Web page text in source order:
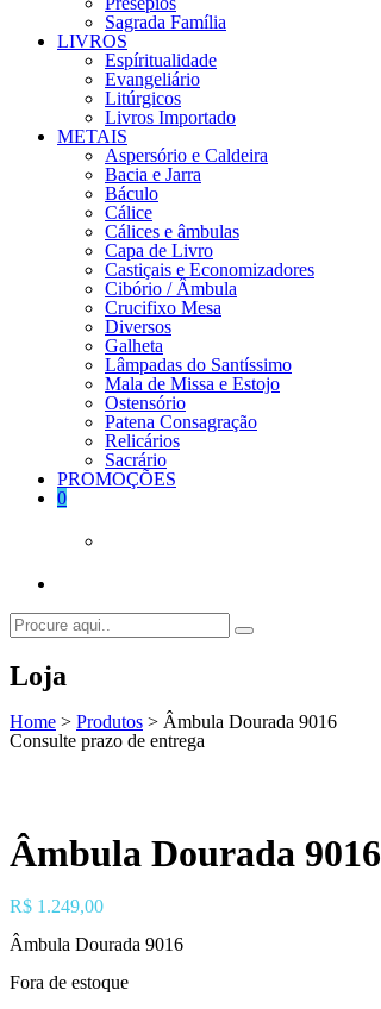
Sagrada Família
LIVROS
Espíritualidade
Evangeliário
Litúrgicos
Livros Importado
METAIS
Aspersório e Caldeira
Bacia e Jarra
Báculo
Cálice
Cálices e âmbulas
Capa de Livro
Castiçais e Economizadores
Cibório / Âmbula
Crucifixo Mesa
Diversos
Galheta
Lâmpadas do Santíssimo
Mala de Missa e Estojo
Ostensório
Patena Consagração
Relicários
Sacrário
PROMOÇÕES
0
Loja
Home > Produtos > Âmbula Dourada 9016
Consulte prazo de entrega
Âmbula Dourada 9016
R$ 1.249,00
Âmbula Dourada 9016
Fora de estoque